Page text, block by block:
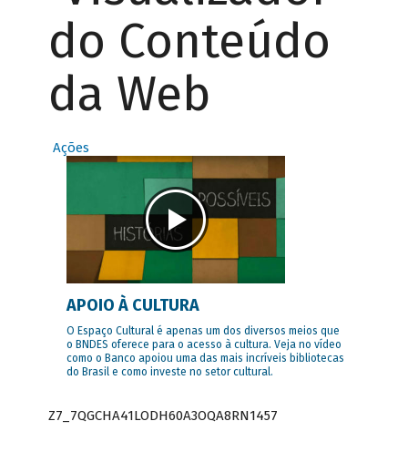
do Conteúdo
da Web
Ações
APOIO À CULTURA
O Espaço Cultural é apenas um dos diversos meios que
o BNDES oferece para o acesso à cultura. Veja no vídeo
como o Banco apoiou uma das mais incríveis bibliotecas
do Brasil e como investe no setor cultural.
Z7_7QGCHA41LODH60A3OQA8RN1457